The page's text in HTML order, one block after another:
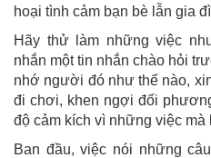
hoại tình cảm bạn bè lẫn gia
Hãy thử làm những việc
nhắn một tin nhắn chào hỏi
nhớ người đó như thế nào,
đi chơi, khen ngợi đối
độ cảm kích vì những việc mà
Ban đầu, việc nói những